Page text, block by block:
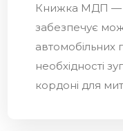
Книжка МДП —
забезпечує
автомобільних
необхідності
кордоні для